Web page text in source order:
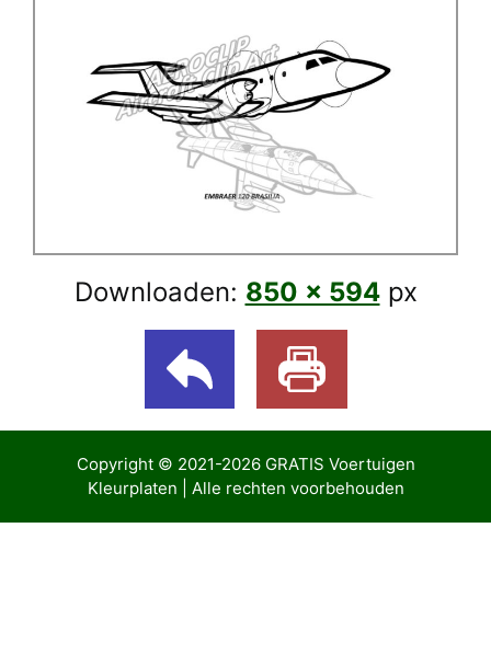
Downloaden: 850 × 594px
Copyright © 2021-2026 GRATIS Voertuigen
Kleurplaten | Alle rechten voorbehouden